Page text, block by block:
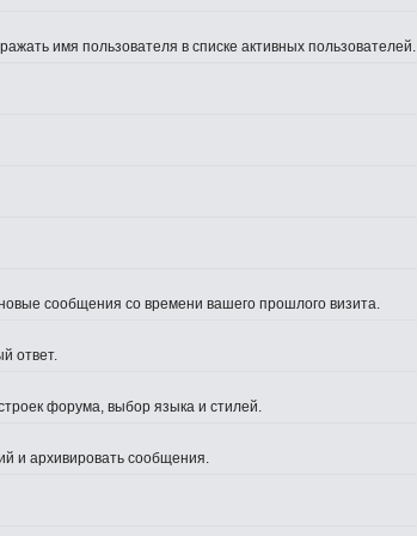
имя пользователя в списке активных пользователей.
сообщения со времени вашего прошлого визита.
ответ.
форума, выбор языка и стилей.
и архивировать сообщения.